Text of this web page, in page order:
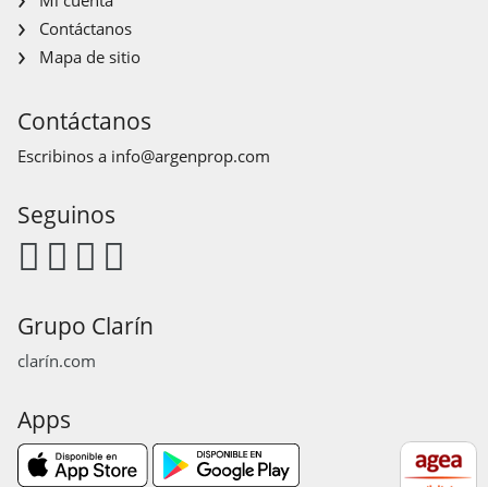
Contáctanos
Mapa de sitio
Contáctanos
Escribinos a info@argenprop.com
Seguinos
Grupo Clarín
clarín.com
Apps